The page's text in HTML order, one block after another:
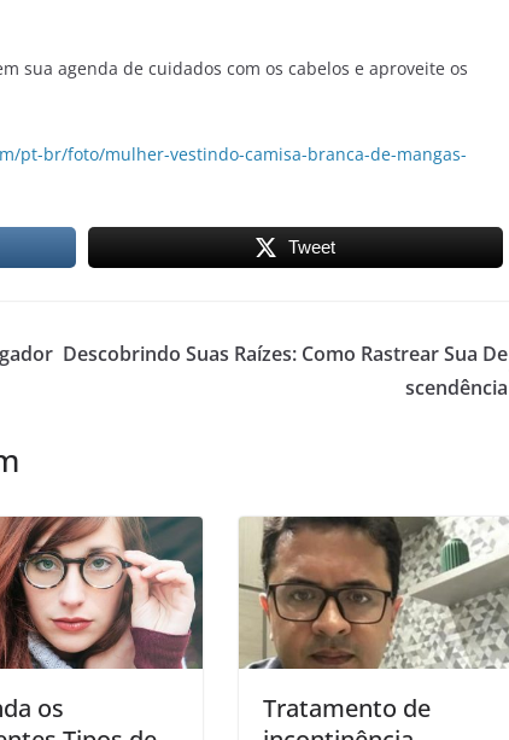
sua agenda de cuidados com os cabelos e aproveite os
pt-br/foto/mulher-vestindo-camisa-branca-de-mangas-
Tweet
Descobrindo Suas Raízes: Como Rastrear Sua De
scendência
os
Tratamento de